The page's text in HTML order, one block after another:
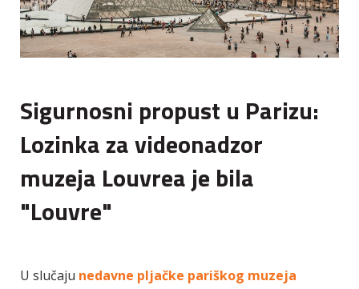
Sigurnosni propust u Parizu:
Lozinka za videonadzor
muzeja Louvrea je bila
"Louvre"
U slučaju nedavne pljačke pariškog muzeja